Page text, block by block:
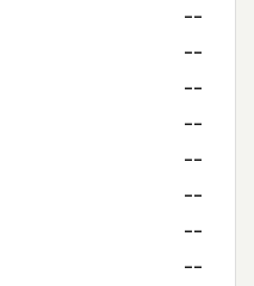
--
--
--
--
--
--
--
--